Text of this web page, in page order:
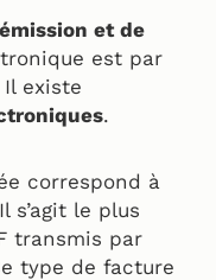
et de
est par
existe
.
correspond à
s’agit le plus
transmis par
type de facture